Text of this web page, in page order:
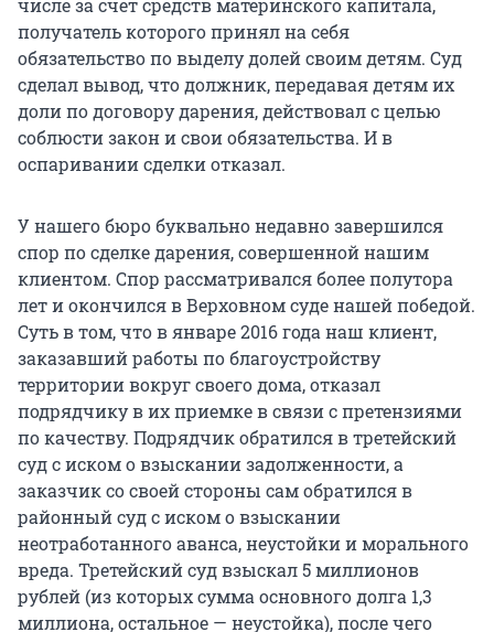
числе за счет средств материнского капитала,
получатель которого принял на себя
обязательство по выделу долей своим детям. Суд
сделал вывод, что должник, передавая детям их
доли по договору дарения, действовал с целью
соблюсти закон и свои обязательства. И в
оспаривании сделки отказал.
У нашего бюро буквально недавно завершился
спор по сделке дарения, совершенной нашим
клиентом. Спор рассматривался более полутора
лет и окончился в Верховном суде нашей победой.
Суть в том, что в январе 2016 года наш клиент,
заказавший работы по благоустройству
территории вокруг своего дома, отказал
подрядчику в их приемке в связи с претензиями
по качеству. Подрядчик обратился в третейский
суд с иском о взыскании задолженности, а
заказчик со своей стороны сам обратился в
районный суд с иском о взыскании
неотработанного аванса, неустойки и морального
вреда. Третейский суд взыскал 5 миллионов
рублей (из которых сумма основного долга 1,3
миллиона, остальное — неустойка), после чего